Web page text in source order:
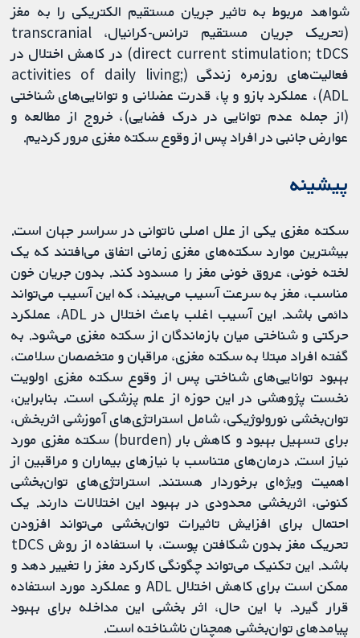
شواهد مربوط به تاثیر جریان مستقیم الکتریکی را به مغز
(تحریک جریان مستقیم ترانس-‌کرانیال، transcranial
direct current stimulation; tDCS) در کاهش اختلال در
فعالیت‌های روزمره زندگی (activities of daily living;
ADL)، عملکرد بازو و پا، قدرت عضلانی و توانایی‌های شناختی
(از جمله عدم توانایی در درک فضایی)، خروج از مطالعه و
عوارض جانبی در افراد پس از وقوع سکته مغزی مرور کردیم.
پیشینه
سکته مغزی یکی از علل اصلی ناتوانی در سراسر جهان است.
بیشترین موارد سکته‌های مغزی زمانی اتفاق می‌افتند که یک
لخته خونی، عروق خونی مغز را مسدود کند. بدون جریان خون
مناسب، مغز به سرعت آسیب می‌بیند، که این آسیب می‌تواند
دائمی باشد. این آسیب اغلب باعث اختلال در ADL، عملکرد
حرکتی و شناختی میان بازماندگان از سکته مغزی می‌شود. به
گفته افراد مبتلا به سکته مغزی، مراقبان و متخصصان سلامت،
بهبود توانایی‌های شناختی پس از وقوع سکته مغزی اولویت
نخست پژوهشی در این حوزه از علم پزشکی است. بنابراین،
توان‌بخشی نورولوژیکی، شامل استراتژی‌های آموزشی اثربخش،
برای تسهیل بهبود و کاهش بار (burden) سکته مغزی مورد
نیاز است. درمان‌های متناسب با نیازهای بیماران و مراقبین از
اهمیت ویژه‌ای برخوردار هستند. استراتژی‌های توان‌بخشی
کنونی، اثربخشی محدودی در بهبود این اختلالات دارند. یک
احتمال برای افزایش تاثیرات توان‌بخشی می‌تواند افزودن
تحریک مغز بدون شکافتن پوست، با استفاده از روش tDCS
باشد. این تکنیک می‌تواند چگونگی کارکرد مغز را تغییر دهد و
ممکن است برای کاهش اختلال ADL و عملکرد مورد استفاده
قرار گیرد. با این حال، اثر بخشی این مداخله برای بهبود
پیامدهای توان‌بخشی همچنان ناشناخته است.